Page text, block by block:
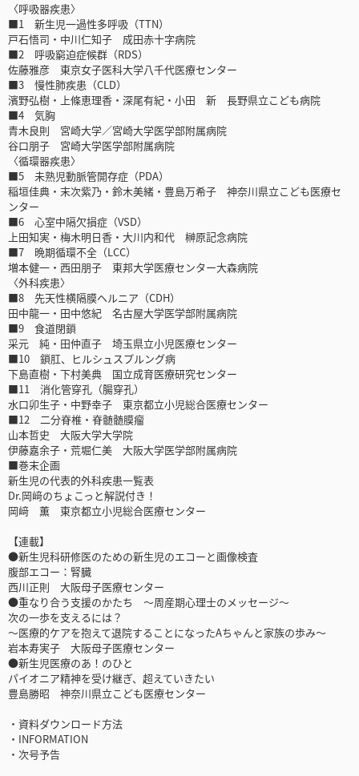
〈呼吸器疾患〉
■1 新生児一過性多呼吸（TTN）
戸石悟司・中川仁知子 成田赤十字病院
■2 呼吸窮迫症候群（RDS）
佐藤雅彦 東京女子医科大学八千代医療センター
■3 慢性肺疾患（CLD）
濱野弘樹・上條恵理香・深尾有紀・小田 新 長野県立こども病院
■4 気胸
青木良則 宮崎大学／宮崎大学医学部附属病院
谷口朋子 宮崎大学医学部附属病院
〈循環器疾患〉
■5 未熟児動脈管開存症（PDA）
稲垣佳典・末次紫乃・鈴木美緒・豊島万希子 神奈川県立こども医療セ
ンター
■6 心室中隔欠損症（VSD）
上田知実・梅木明日香・大川内和代 榊原記念病院
■7 晩期循環不全（LCC）
増本健一・西田朋子 東邦大学医療センター大森病院
〈外科疾患〉
■8 先天性横隔膜ヘルニア（CDH）
田中龍一・田中悠紀 名古屋大学医学部附属病院
■9 食道閉鎖
采元 純・田仲直子 埼玉県立小児医療センター
■10 鎖肛、ヒルシュスプルング病
下島直樹・下村美典 国立成育医療研究センター
■11 消化管穿孔（腸穿孔）
水口卯生子・中野幸子 東京都立小児総合医療センター
■12 二分脊椎・脊髄髄膜瘤
山本哲史 大阪大学大学院
伊藤嘉余子・荒堀仁美 大阪大学医学部附属病院
■巻末企画
新生児の代表的外科疾患一覧表
Dr.岡﨑のちょこっと解説付き！
岡﨑 薫 東京都立小児総合医療センター
【連載】
●新生児科研修医のための新生児のエコーと画像検査
腹部エコー：腎臓
西川正則 大阪母子医療センター
●重なり合う支援のかたち ～周産期心理士のメッセージ～
次の一歩を支えるには？
～医療的ケアを抱えて退院することになったAちゃんと家族の歩み～
岩本寿実子 大阪母子医療センター
●新生児医療のあ！のひと
パイオニア精神を受け継ぎ、超えていきたい
豊島勝昭 神奈川県立こども医療センター
・資料ダウンロード方法
・INFORMATION
・次号予告